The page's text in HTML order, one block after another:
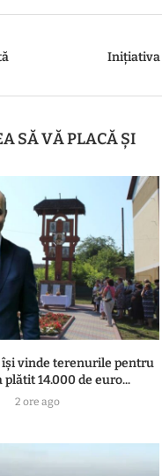
Inițiativa
SĂ VĂ PLACĂ ȘI
vinde terenurile pentru
14.000 de euro...
2 ore ago